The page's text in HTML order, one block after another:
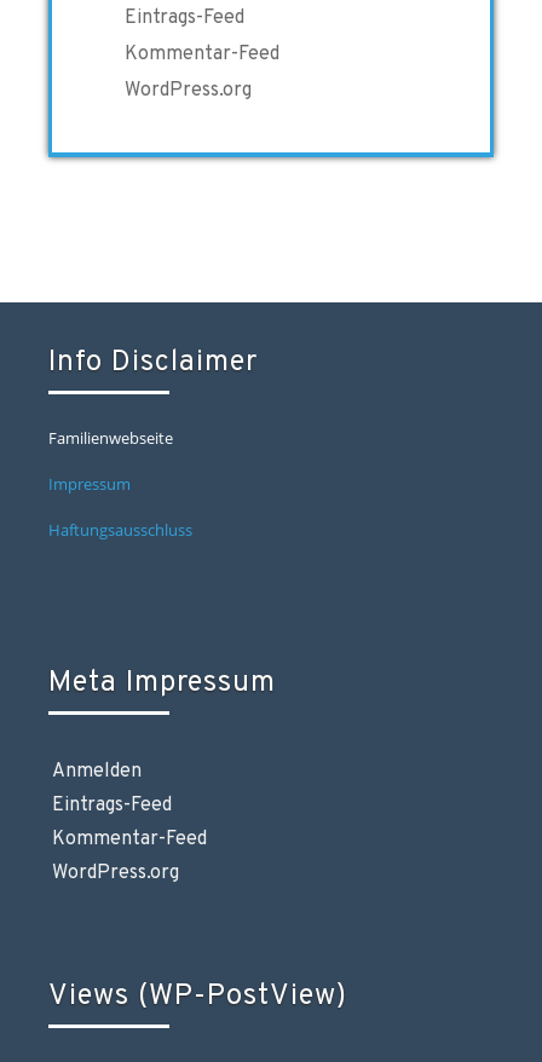
Eintrags-Feed
Kommentar-Feed
WordPress.org
Info Disclaimer
Familienwebseite
Impressum
Haftungsausschluss
Meta Impressum
Anmelden
Eintrags-Feed
Kommentar-Feed
WordPress.org
Views (WP-PostView)